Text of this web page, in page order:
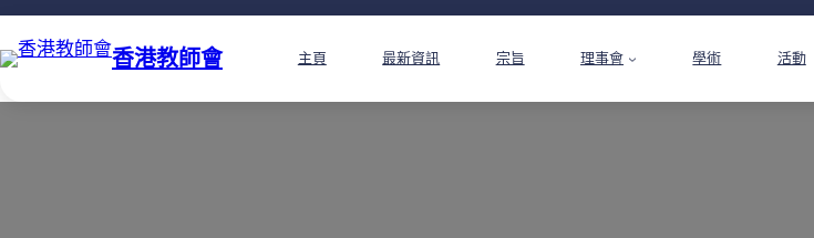
香港教師會 主頁 最新資訊 宗旨 理事會 學術 活動